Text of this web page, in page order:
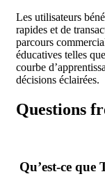
Les utilisateurs
rapides et de
parcours
éducatives telles
courbe
décisions éclairées.
Questions
Qu’est-ce